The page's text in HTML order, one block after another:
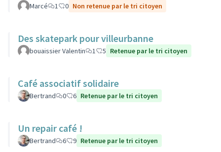
Marcé 1 0 Non retenue par le tri citoyen
Des skatepark pour villeurbanne
bouaissier Valentin 1 5 Retenue par le tri citoyen
Café associatif solidaire
Bertrand 0 6 Retenue par le tri citoyen
Un repair café !
Bertrand 6 9 Retenue par le tri citoyen